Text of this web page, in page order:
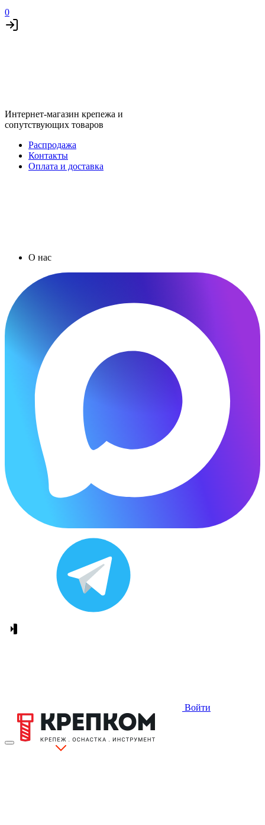
0
Интернет-магазин крепежа и
сопутствующих товаров
Распродажа
Контакты
Оплата и доставка
О нас
Войти